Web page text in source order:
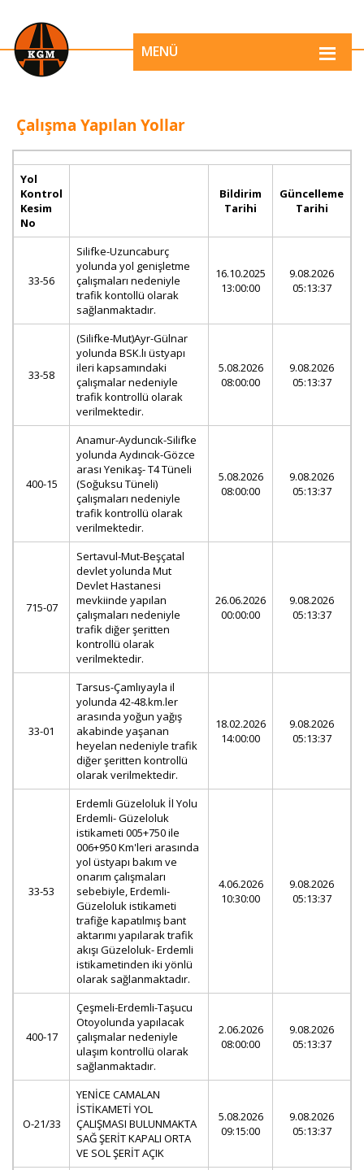
MENÜ
Çalışma Yapılan Yollar
Yol
Kontrol
Kesim
No
Bildirim
Tarihi
Güncelleme
Tarihi
33-56
Silifke-Uzuncaburç
yolunda yol genişletme
çalışmaları nedeniyle
trafik kontollü olarak
sağlanmaktadır.
16.10.2025
13:00:00
9.08.2026
05:13:37
33-58
(Silifke-Mut)Ayr-Gülnar
yolunda BSK.lı üstyapı
ileri kapsamındaki
çalışmalar nedeniyle
trafik kontrollü olarak
verilmektedir.
5.08.2026
08:00:00
9.08.2026
05:13:37
400-15
Anamur-Ayduncık-Silifke
yolunda Aydıncık-Gözce
arası Yenikaş- T4 Tüneli
(Soğuksu Tüneli)
çalışmaları nedeniyle
trafik kontrollü olarak
verilmektedir.
5.08.2026
08:00:00
9.08.2026
05:13:37
715-07
Sertavul-Mut-Beşçatal
devlet yolunda Mut
Devlet Hastanesi
mevkiinde yapılan
çalışmaları nedeniyle
trafik diğer şeritten
kontrollü olarak
verilmektedir.
26.06.2026
00:00:00
9.08.2026
05:13:37
33-01
Tarsus-Çamlıyayla il
yolunda 42-48.km.ler
arasında yoğun yağış
akabinde yaşanan
heyelan nedeniyle trafik
diğer şeritten kontrollü
olarak verilmektedir.
18.02.2026
14:00:00
9.08.2026
05:13:37
33-53
Erdemli Güzeloluk İl Yolu
Erdemli- Güzeloluk
istikameti 005+750 ile
006+950 Km'leri arasında
yol üstyapı bakım ve
onarım çalışmaları
sebebiyle, Erdemli-
Güzeloluk istikameti
trafiğe kapatılmış bant
aktarımı yapılarak trafik
akışı Güzeloluk- Erdemli
istikametinden iki yönlü
olarak sağlanmaktadır.
4.06.2026
10:30:00
9.08.2026
05:13:37
400-17
Çeşmeli-Erdemli-Taşucu
Otoyolunda yapılacak
çalışmalar nedeniyle
ulaşım kontrollü olarak
sağlanmaktadır.
2.06.2026
08:00:00
9.08.2026
05:13:37
O-21/33
YENİCE CAMALAN
İSTİKAMETİ YOL
ÇALIŞMASI BULUNMAKTA
SAĞ ŞERİT KAPALI ORTA
VE SOL ŞERİT AÇIK
5.08.2026
09:15:00
9.08.2026
05:13:37